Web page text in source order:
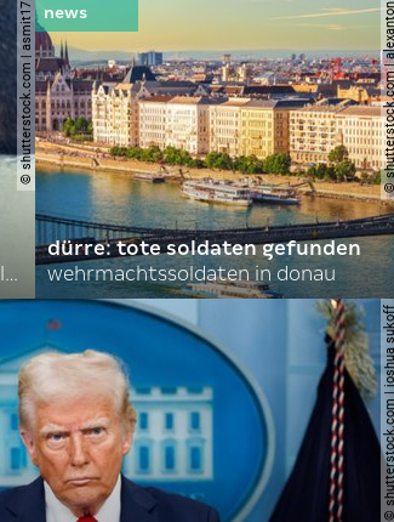
© shutterstock.com | asmit17
nordkoreas sommerliche empfehlungen
©
dürre: tote soldaten gefunden
wehrmachtssoldaten in donau
©